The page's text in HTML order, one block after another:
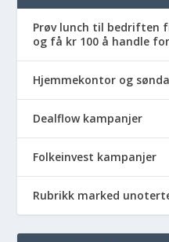
Prøv lunch til bedriften
og få kr 100 å handle
Hjemmekontor og
Dealflow kampanjer
Folkeinvest kampanjer
Rubrikk marked